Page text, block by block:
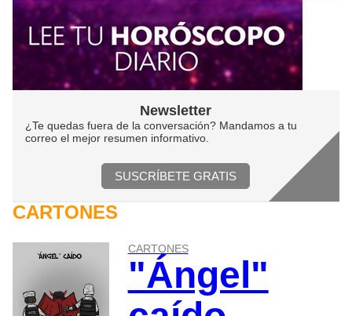
Newsletter
¿Te quedas fuera de la conversación? Mandamos a tu
correo el mejor resumen informativo.
SUSCRÍBETE GRATIS
CARTONES
CARTONES
"Ángel"